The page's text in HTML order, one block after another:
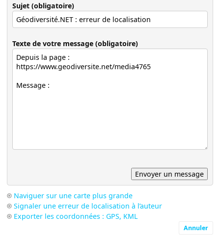
Sujet (obligatoire)
Texte de votre message (obligatoire)
Naviguer sur une carte plus grande
Signaler une erreur de localisation à l’auteur
Exporter les coordonnées : GPS, KML
Annuler